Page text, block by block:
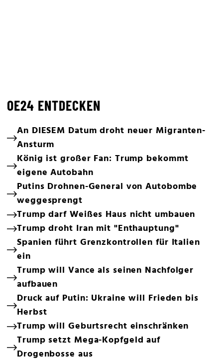
OE24 ENTDECKEN
An DIESEM Datum droht neuer Migranten-
Ansturm
König ist großer Fan: Trump bekommt
eigene Autobahn
Putins Drohnen-General von Autobombe
weggesprengt
Trump darf Weißes Haus nicht umbauen
Trump droht Iran mit "Enthauptung"
Spanien führt Grenzkontrollen für Italien
ein
Trump will Vance als seinen Nachfolger
aufbauen
Druck auf Putin: Ukraine will Frieden bis
Herbst
Trump will Geburtsrecht einschränken
Trump setzt Mega-Kopfgeld auf
Drogenbosse aus